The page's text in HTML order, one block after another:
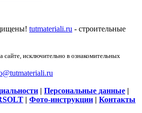
tutmateriali.ru - строительные
сайте, исключительно в ознакомительных
| Персональные данные |
| Фото-инструкции | Контакты